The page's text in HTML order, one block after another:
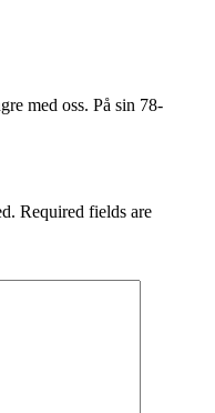
med oss. På sin 78-
Required fields are